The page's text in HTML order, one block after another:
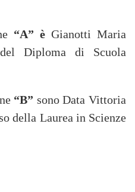
“A” è Gianotti Maria
Diploma di Scuola
“B” sono Data Vittoria
della Laurea in Scienze